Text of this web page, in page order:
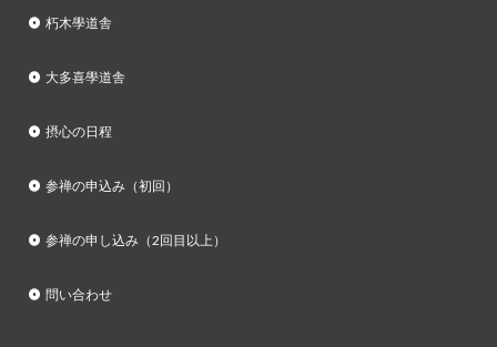
朽木學道舎
大多喜學道舎
摂心の日程
参禅の申込み（初回）
参禅の申し込み（2回目以上）
問い合わせ